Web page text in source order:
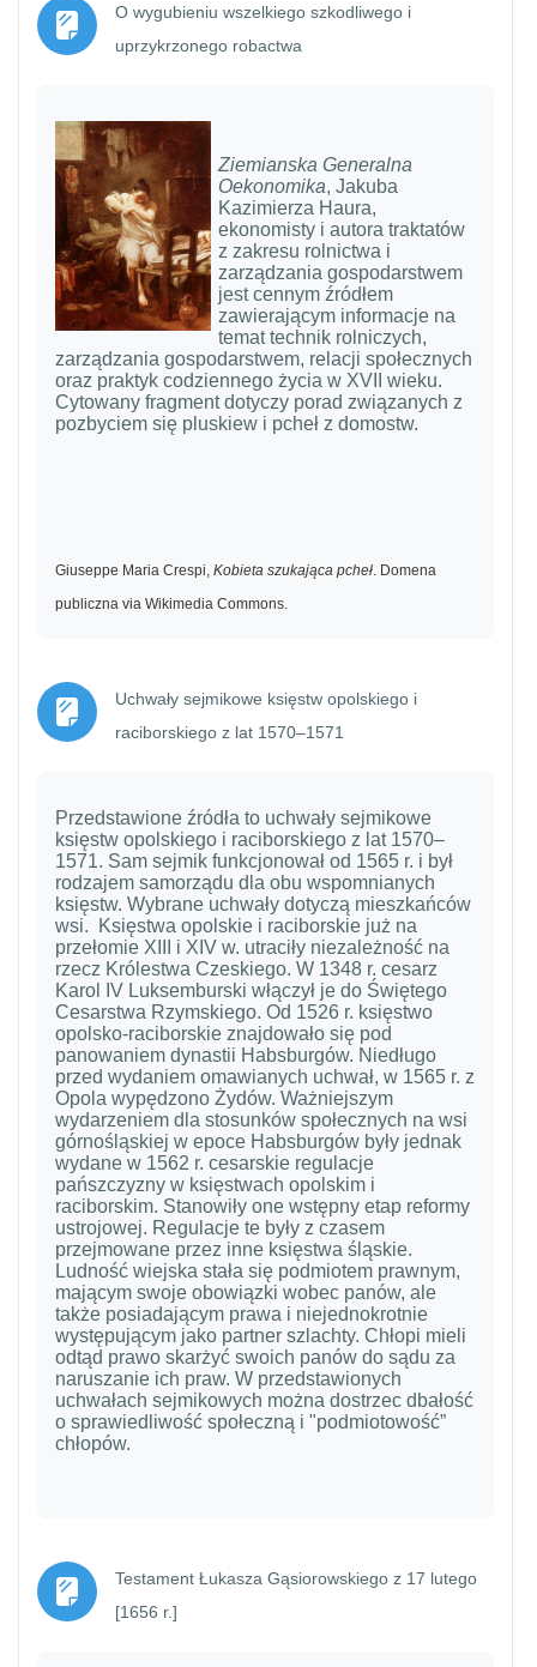
O wygubieniu wszelkiego szkodliwego i
uprzykrzonego robactwa
Ziemianska Generalna
Oekonomika, Jakuba
Kazimierza Haura,
ekonomisty i autora traktatów
z zakresu rolnictwa i
zarządzania gospodarstwem
jest cennym źródłem
zawierającym informacje na
temat technik rolniczych,
zarządzania gospodarstwem, relacji społecznych
oraz praktyk codziennego życia w XVII wieku.
Cytowany fragment dotyczy porad związanych z
pozbyciem się pluskiew i pcheł z domostw.
Giuseppe Maria Crespi,Kobieta szukająca pcheł . Domena
publiczna via Wikimedia Commons.
Uchwały sejmikowe księstw opolskiego i
raciborskiego z lat 1570–1571
Przedstawione źródła to uchwały sejmikowe
księstw opolskiego i raciborskiego z lat 1570–
1571. Sam sejmik funkcjonował od 1565 r. i był
rodzajem samorządu dla obu wspomnianych
księstw. Wybrane uchwały dotyczą mieszkańców
wsi. Księstwa opolskie i raciborskie już na
przełomie XIII i XIV w. utraciły niezależność na
rzecz Królestwa Czeskiego. W 1348 r. cesarz
Karol IV Luksemburski włączył je do Świętego
Cesarstwa Rzymskiego. Od 1526 r. księstwo
opolsko-raciborskie znajdowało się pod
panowaniem dynastii Habsburgów. Niedługo
przed wydaniem omawianych uchwał, w 1565 r. z
Opola wypędzono Żydów. Ważniejszym
wydarzeniem dla stosunków społecznych na wsi
górnośląskiej w epoce Habsburgów były jednak
wydane w 1562 r. cesarskie regulacje
pańszczyzny w księstwach opolskim i
raciborskim. Stanowiły one wstępny etap reformy
ustrojowej. Regulacje te były z czasem
przejmowane przez inne księstwa śląskie.
Ludność wiejska stała się podmiotem prawnym,
mającym swoje obowiązki wobec panów, ale
także posiadającym prawa i niejednokrotnie
występującym jako partner szlachty. Chłopi mieli
odtąd prawo skarżyć swoich panów do sądu za
naruszanie ich praw. W przedstawionych
uchwałach sejmikowych można dostrzec dbałość
o sprawiedliwość społeczną i "podmiotowość”
chłopów.
Testament Łukasza Gąsiorowskiego z 17 lutego
[1656 r.]